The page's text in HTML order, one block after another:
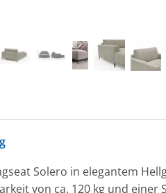
Solero in elegantem
von ca. 120 kg und